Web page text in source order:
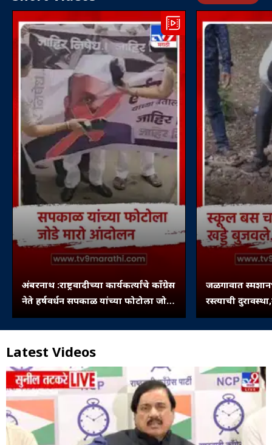
अंबरनाथ :राष्ट्रवादीच्या कार्यकर्त्यांचे काँग्रेस
नेते हर्षवर्धन सपकाळ यांच्या फोटोला जोडे
मारो आंदोलन
जळगावात
रस्त्याची
बुजवले...
Latest Videos